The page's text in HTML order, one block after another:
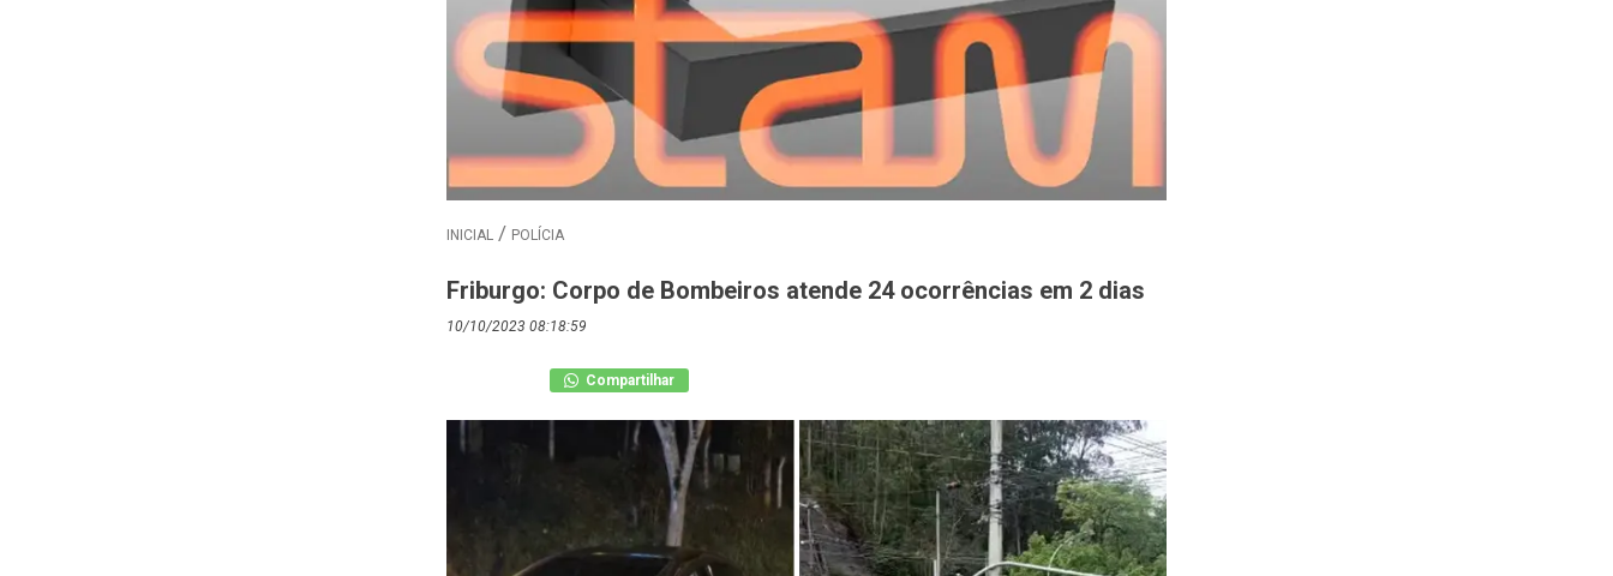
INICIAL POLÍCIA
Friburgo: Corpo de Bombeiros atende 24 ocorrências em 2 dias
10/10/2023 08:18:59
Compartilhar